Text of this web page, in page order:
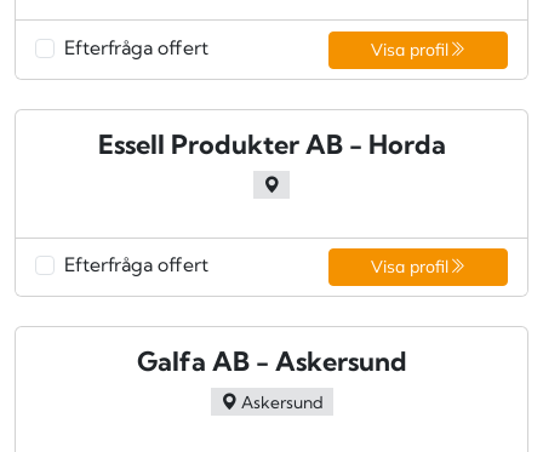
Efterfråga offert Visa profil
Essell Produkter AB - Horda
Efterfråga offert Visa profil
Galfa AB - Askersund
Askersund